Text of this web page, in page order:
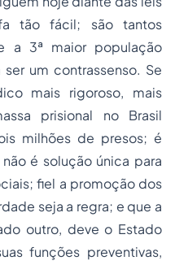
tão fácil; são tantos
a 3ª maior população
um contrassenso. Se
mais rigoroso, mais
prisional no Brasil
milhões de presos; é
é solução única para
fiel a promoção dos
seja a regra; e que a
outro, deve o Estado
funções preventivas,